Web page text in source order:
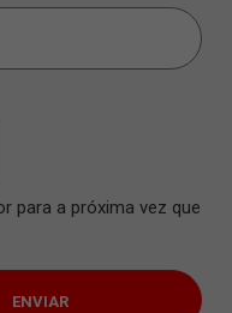
para a próxima vez que